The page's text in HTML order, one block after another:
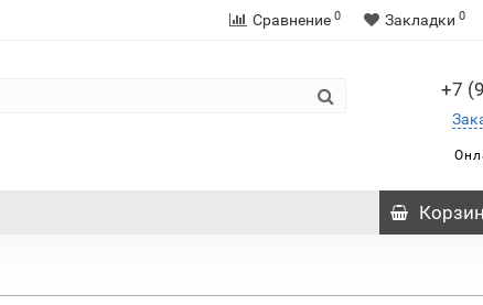
Сравнение 0 Закладки 0
+7